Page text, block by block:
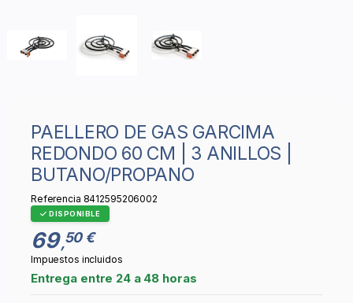
PAELLERO DE GAS GARCIMA
REDONDO 60 CM | 3 ANILLOS |
BUTANO/PROPANO
Referencia 8412595206002
DISPONIBLE
69,50 €
Impuestos incluidos
Entrega entre 24 a 48 horas